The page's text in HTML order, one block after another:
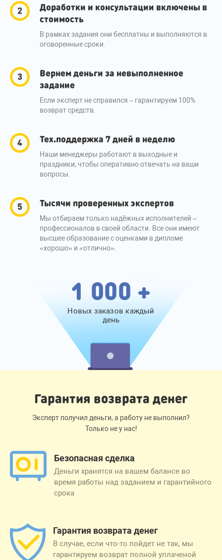
Доработки и консультации включены в
стоимость
В рамках задания они бесплатны и выполняются в
оговоренные сроки.
Вернем деньги за невыполненное
задание
Если эксперт не справился – гарантируем 100%
возврат средств.
Тех.поддержка 7 дней в неделю
Наши менеджеры работают в выходные и
праздники, чтобы оперативно отвечать на ваши
вопросы.
Тысячи проверенных экспертов
Мы отбираем только надёжных исполнителей –
профессионалов в своей области. Все они имеют
высшее образование с оценками в дипломе
«хорошо» и «отлично».
1 000 +
Новых заказов каждый
день
Гарантия возврата денег
Эксперт получил деньги, а работу не выполнил?
Только не у нас!
Безопасная сделка
Деньги хранятся на вашем балансе во
время работы над заданием и гарантийного
срока
Гарантия возврата денег
В случае, если что-то пойдет не так, мы
гарантируем возврат полной уплаченой